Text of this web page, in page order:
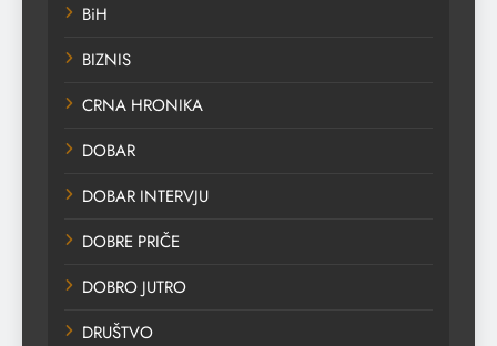
BiH
BIZNIS
CRNA HRONIKA
DOBAR
DOBAR INTERVJU
DOBRE PRIČE
DOBRO JUTRO
DRUŠTVO